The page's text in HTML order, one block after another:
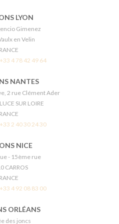
LYON
Gimenez
en Velin
+33 4 78 42 49 64
NANTES
2 rue Clément Ader
SUR LOIRE
+33 2 40 30 24 30
NICE
- 15ème rue
CARROS
+33 4 92 08 83 00
ORLÉANS
des joncs